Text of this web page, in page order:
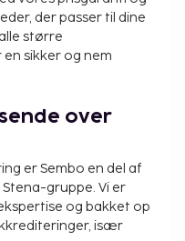
eller køb en snack
café.
følgende på
som skal betales
reduceres med
og børn under 16
undtagelser og
yderligere
der passer til dine
større
sikker og nem
over
er Sembo en del af
gruppe. Vi er
og bakket op
især